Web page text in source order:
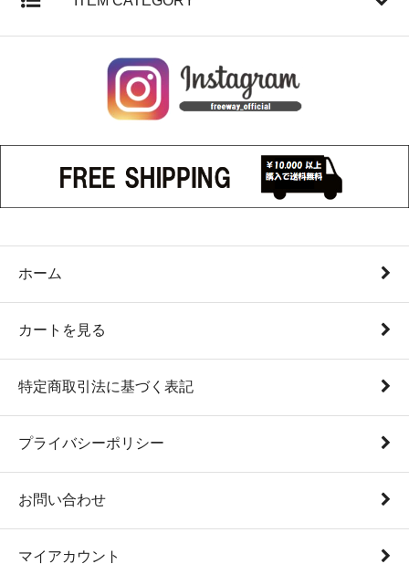
ホーム
カートを見る
特定商取引法に基づく表記
プライバシーポリシー
お問い合わせ
マイアカウント